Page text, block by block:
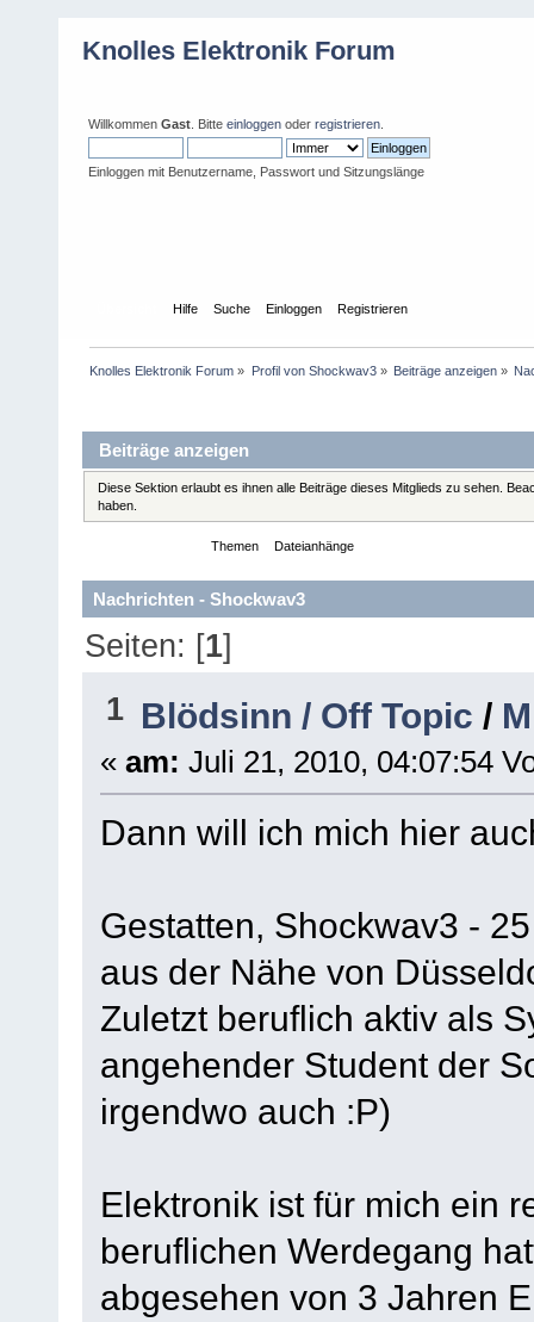
Knolles Elektronik Forum
Willkommen Gast . Bitte einloggen oder registrieren
Einloggen mit Benutzername, Passwort und Sitzungslänge
Hilfe Suche Einloggen Registrieren
Knolles Elektronik Forum » Profil von Shockwav3» Beiträge anzeigen»
Beiträge anzeigen
Diese Sektion erlaubt es ihnen alle Beiträge dieses Mitglieds zu sehen.
haben.
Themen Dateianhänge
Nachrichten - Shockwav3
Seiten: [1]
1 Blödsinn / Off Topic /
« am: Juli 21, 2010, 04:07:54
Dann will ich mich hier
Gestatten, Shockwav3 -
aus der Nähe von
Zuletzt beruflich aktiv als
angehender Student der
irgendwo auch :P)
Elektronik ist für mich ein
beruflichen Werdegang
abgesehen von 3 Jahren